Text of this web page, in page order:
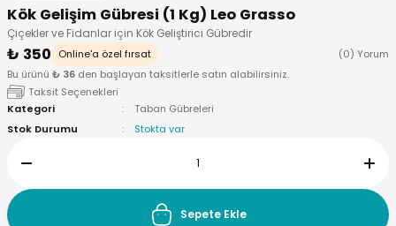
Kök Gelişim Gübresi (1 Kg) Leo Grasso
Çiçekler ve Fidanlar için Kök Geliştirici Gübredir
₺ 350 Online'a özel fırsat
(0) Yorum
Bu ürünü ₺ 36 den başlayan taksitlerle satın alabilirsiniz.
Taksit Seçenekleri
Kategori
Taban Gübreleri
Stok Durumu
Stokta var
Sepete Ekle
Ürünleri